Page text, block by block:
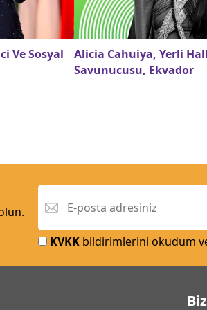
Ve Sosyal
Alicia Cahuiya, Yerli
Savunucusu, Ekvador
KVKKbildirimlerini okudum